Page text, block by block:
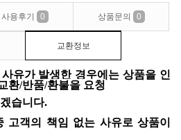
사용후기 0 상품문의 0
교환정보
사유가 발생한 경우에는 상품을 인
환/반품/환불을 요청
습니다.
고객의 책임 없는 사유로 상품이